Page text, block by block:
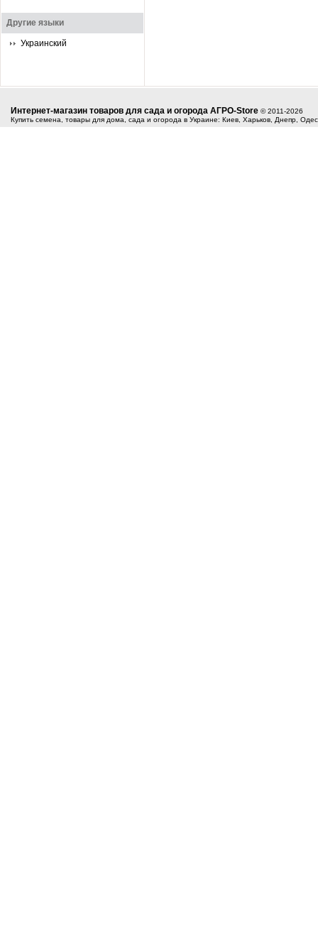
Другие языки
Украинский
Интернет-магазин товаров для сада и огорода АГРО-Store © 2011-2026
Купить семена, товары для дома, сада и огорода в Украине: Киев, Харьков, Днепр,